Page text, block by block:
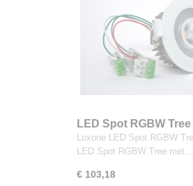
LED Spot RGBW
Loxone LED Spot RGBW
LED Spot RGBW Tree met…
€ 103,18